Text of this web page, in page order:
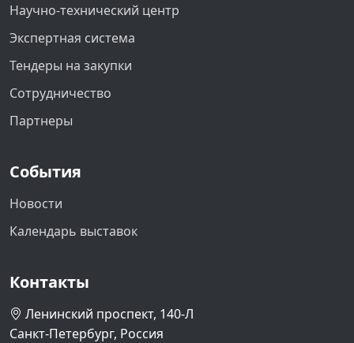
Научно-технический центр
Экспертная система
Тендеры на закупки
Сотрудничество
Партнеры
События
Новости
Календарь выставок
Контакты
Ленинский проспект, 140-Л
Санкт-Петербург, Россия